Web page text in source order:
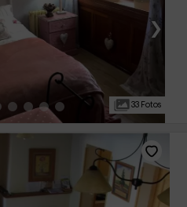
›
33 Fotos